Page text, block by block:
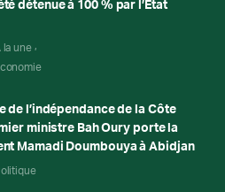
détenue à 100 % par l’État
la une
de l’indépendance de la Côte
ministre Bah Oury porte la
Mamadi Doumbouya à Abidjan